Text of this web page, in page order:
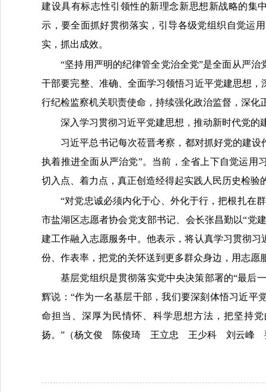
建设具有标志性引领性的新理念新思想新战略的集
示，要全面抓好贯彻落实，引导各级党组织自觉运
实，抓出成效。
“坚持用严明的纪律管全党治全党”是全面从严
干部要完整、准确、全面学习领悟习近平党建思想
行纪检监察机关职责使命，持续强化政治监督，深
深入学习贯彻习近平党建思想，推动新时代党的
习近平总书记每次莅晋考察，都对抓好党的建
执着推进全面从严治党”。当前，全省上下自觉运用
切入点、着力点，真正创造经得起实践人民历史检验
“对党忠诚必须内化于心、外化于行，把根扎在
市盐湖区志愿者协会党支部书记、会长张昌勤以“党
建工作融入志愿服务中。他表示，将认真学习贯彻
份、作表率，把党的关怀送到更多群众身边，用志愿
基层党组织是贯彻落实党中央决策部署的“最后
辉说：“作为一名基层干部，我们要深刻体悟习近平
命担当、深厚为民情怀、科学思想方法，把坚持
扬。”（杨文俊 陈俊琦 王立忠 王少科 刘云峰